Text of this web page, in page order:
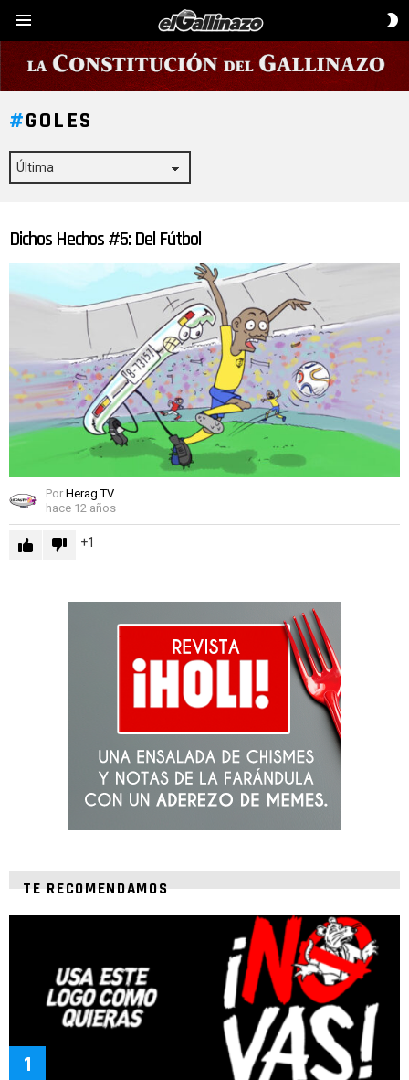
GOLES
ÚLTIMAS
Dichos Hechos #5: Del Fútbol
Por Herag TV
hace 12 años
1
TE RECOMENDAMOS